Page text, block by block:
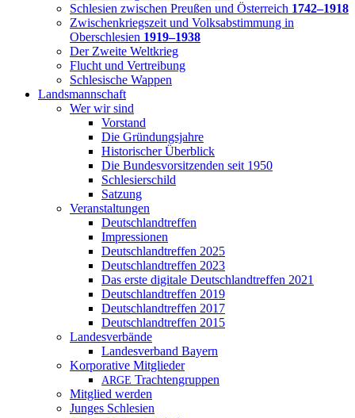
Schlesien zwischen Preußen und Österreich 1742–1918
Zwischenkriegszeit und Volksabstimmung in
Oberschlesien 1919–1938
Der Zweite Weltkrieg
Flucht und Vertreibung
Schlesische Wappen
Landsmannschaft
Wer wir sind
Vorstand
Die Gründungsjahre
Historischer Überblick
Die Bundesvorsitzenden seit 1950
Schlesierschild
Satzung
Veranstaltungen
Deutschlandtreffen
Impressionen
Deutschlandtreffen 2025
Deutschlandtreffen 2023
Das erste digitale Deutschlandtreffen 2021
Deutschlandtreffen 2019
Deutschlandtreffen 2017
Deutschlandtreffen 2015
Landesverbände
Landesverband Bayern
Korporative Mitglieder
ARGE Trachtengruppen
Mitglied werden
Junges Schlesien